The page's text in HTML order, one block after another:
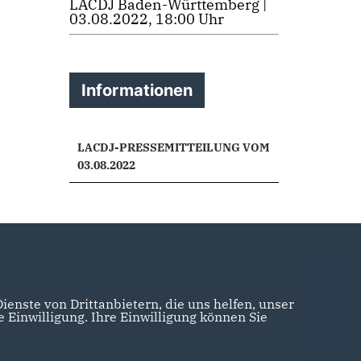
LACDJ Baden-Württemberg |
03.08.2022, 18:00 Uhr
Informationen
LACDJ-PRESSEMITTEILUNG VOM
03.08.2022
von Drittanbietern, die uns helfen, unser
Einwilligung. Ihre Einwilligung können Sie